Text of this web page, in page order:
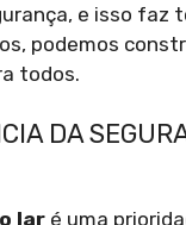
e isso faz
podemos
todos.
DA
lar é uma